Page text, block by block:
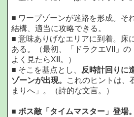
■ ワープゾーンが迷路を形成。そ
結構、適当に攻略できる。
■ 意味ありげなエリアに到着。床
ある。（最初、「ドラクエVII」の
よく見たらXII。）
■ そこを基点とし、
反時計回りに
ゾーンが出現。
これのヒントは、
まりへ」。（詩的な文言。）
■ ボス敵「タイムマスター」登場。